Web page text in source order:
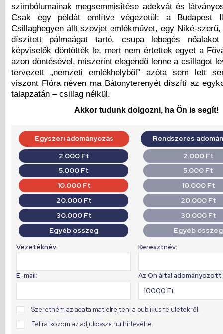
szimbólumainak megsemmisítése adekvát és
Csak egy példát említve végezetül: a Budapest
Csillaghegyen állt szovjet emlékművet, egy Niké-szerű,
díszített pálmaágat tartó, csupa lebegés nőalakot
képviselők döntötték le, mert nem értettek egyet a
azon döntésével, miszerint elegendő lenne a csillagot
tervezett „nemzeti emlékhelyből” azóta sem lett
viszont Flóra néven ma Bátonyterenyét díszíti az
talapzatán – csillag nélkül.
Akkor tudunk dolgozni, ha Ön is segít!